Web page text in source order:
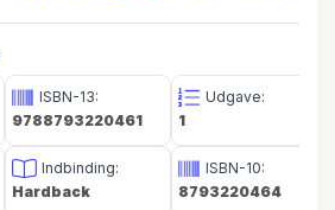
ISBN-13:
9788793220461
Indbinding:
Hardback
Udgave:
1
ISBN-10:
8793220464